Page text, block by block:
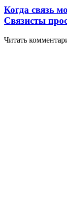
Когда связь
Связисты
Читать